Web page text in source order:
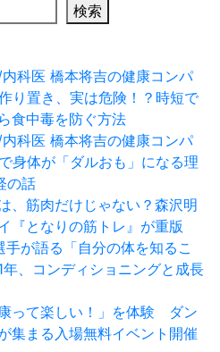
検索
内科医 橋本将吉の健康コンパ
置き、実は危険！？時短で
食中毒を防ぐ方法
内科医 橋本将吉の健康コンパ
体が「ダルおも」になる理
の話
、筋肉だけじゃない？森沢明
『となりの筋トレ』が重版
が語る「自分の体を知るこ
、コンディショニングと成長
って楽しい！」を体験 ダン
集まる入場無料イベント開催